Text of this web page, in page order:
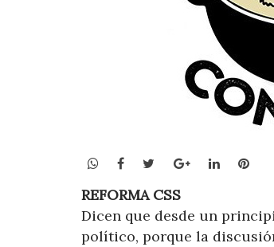
WhatsApp
Facebook
TwitterGoogle+LinkedIn
REFORMA CSS
Dicen que desde un
político, porque la